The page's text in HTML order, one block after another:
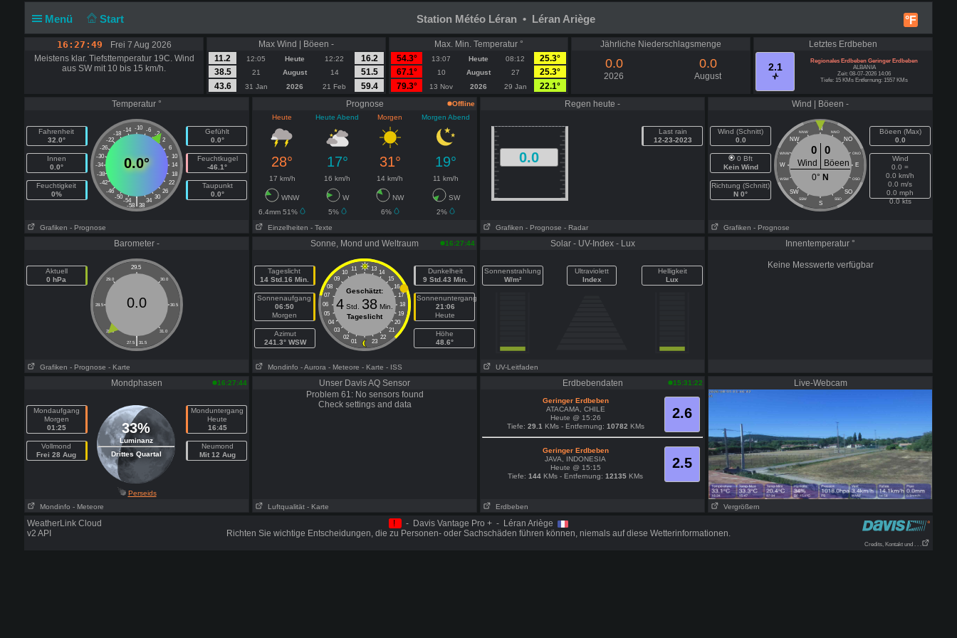
Menü Start °F
Station Météo Léran • Léran Ariège
16:27:49
Frei 7 Aug 2026
Meistens klar. Tiefsttemperatur 19C. Wind
aus SW mit 10 bis 15 km/h.
Max Wind | Böeen -
11.2
12:05 Heute 12:22
16.2
38.5
21 August 14
51.5
43.6
31 Jan 2026 21 Feb 59.4
Max. Min. Temperatur °
54.3°
13:07 Heute 08:12
25.3°
67.1°
10 August 27
25.3°
79.3°
13 Nov 2026 29 Jan 22.1°
Jährliche Niederschlagsmenge
0.0
2026
0.0
August
Letztes Erdbeben
2.1
Regionales Erdbeben Geringer Erdbeben
ALBANIA
Zeit: 08-07-2026 14:06
Tiefe: 15 KMs Entfernung: 1557 KMs
Temperatur °
Fahrenheit
32.0°
Innen
0.0°
Feuchtigkeit
0%
-10
-14 -6
-18
-2
-22
2
-26
6
-30
10
-34
14
-38
18
-42
22
-46
26
-50
30
-54 34
|
-58 38
0.0°
Gefühlt
0.0°
Feuchtkugel
-46.1°
Taupunkt
0.0°
Grafiken - Prognose
Prognose
Offline
Heute
Heute Abend Morgen Morgen Abend
28° 17° 31° 19°
17 km/h 16 km/h 14 km/h 11 km/h
WNW W NW
SW
6.4mm 51%
5% 6%
2%
Einzelheiten - Texte
Regen heute -
0.0
Last rain
12-23-2023
Grafiken - Prognose - Radar
Wind | Böeen -
Wind (Schnitt)
0.0
0 Bft
Kein Wind
Richtung (Schnitt)
N 0°
N
NNW NNO
NW NO
WNW ONO
W E
WSW OSO
SW SO
SSW SSO
S
0 0
Wind
Böeen
0° N
Böeen (Max)
0.0
Wind
0.0 =
0.0 km/h
0.0 m/s
0.0 mph
0.0 kts
Grafiken - Prognose
Barometer -
Aktuell
0 hPa
29.5
29.0 30.0
28.5 30.5
28.0 31.0
|
27.5 31.5
0.0
Grafiken - Prognose - Karte
Sonne, Mond und Weltraum 16:27:44
Tageslicht
14 Std.16 Min.
Sonnenaufgang
06:50
Morgen
Azimut
241.3° WSW
11 13
10
14
09
15
08
16
07
17
06
18
05
19
04
20
03
21
02
22
01 23
Geschätzt:
4 Std. 38 Min.
Tageslicht
Dunkelheit
9 Std.43 Min.
Sonnenuntergang
21:06
Heute
Höhe
48.6°
Mondinfo - Aurora - Meteore - Karte - ISS
Solar - UV-Index - Lux
Sonnenstrahlung
W/m²
Ultraviolett
Index
Helligkeit
Lux
UV-Leitfaden
Innentemperatur °
Keine Messwerte verfügbar
Mondphasen 16:27:44
Mondaufgang
Morgen
01:25
Vollmond
Frei 28 Aug
33%
Luminanz
Drittes Quartal
Monduntergang
Heute
16:45
Neumond
Mit 12 Aug
Perseids
Mondinfo - Meteore
Unser Davis AQ Sensor
Problem 61: No sensors found
Check settings and data
Luftqualität - Karte
Erdbebendaten 15:31:22
2.6
Geringer Erdbeben
ATACAMA, CHILE
Heute @ 15:26
Tiefe: 29.1 KMs - Entfernung: 10782 KMs
2.5
Geringer Erdbeben
JAVA, INDONESIA
Heute @ 15:15
Tiefe: 144 KMs - Entfernung: 12135 KMs
Erdbeben
Live-Webcam
Vergrößern
WeatherLink Cloud
v2 API
!
- Davis Vantage Pro + - Léran Ariège
Richten Sie wichtige Entscheidungen, die zu Personen- oder Sachschäden führen können, niemals auf diese Wetterinformationen.
Credits, Kontakt und . . .